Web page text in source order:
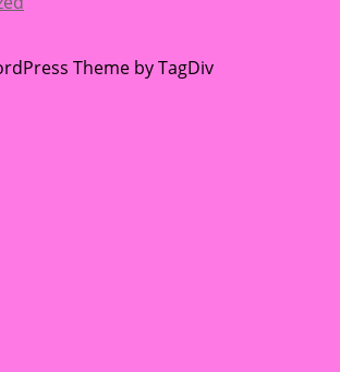
Theme by TagDiv